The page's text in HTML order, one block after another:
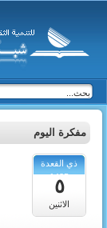
مفكرة اليوم
ذي القعدة
1435
٥
الاثنين